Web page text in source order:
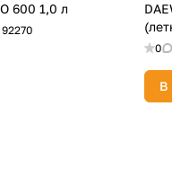
600 1,0 л
92270
0
В